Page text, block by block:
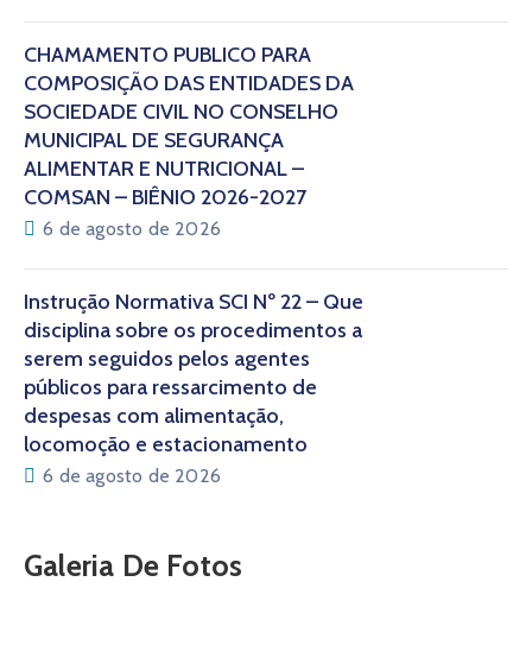
CHAMAMENTO PÚBLICO PARA
COMPOSIÇÃO DAS ENTIDADES DA
SOCIEDADE CIVIL NO CONSELHO
MUNICIPAL DE SEGURANÇA
ALIMENTAR E NUTRICIONAL –
COMSAN – BIÊNIO 2026-2027
6 de agosto de 2026
Instrução Normativa SCI Nº 22 – Que
disciplina sobre os procedimentos a
serem seguidos pelos agentes
públicos para ressarcimento de
despesas com alimentação,
locomoção e estacionamento
6 de agosto de 2026
Galeria De Fotos